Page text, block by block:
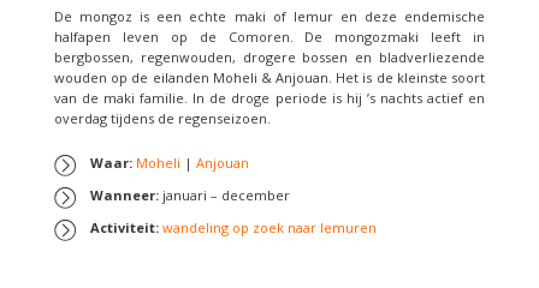
De mongoz is een echte maki of lemur en deze endemische
halfapen leven op de Comoren. De mongozmaki leeft in
bergbossen, regenwouden, drogere bossen en bladverliezende
wouden op de eilanden Moheli & Anjouan. Het is de kleinste soort
van de maki familie. In de droge periode is hij ’s nachts actief en
overdag tijdens de regenseizoen.
Waar: Moheli | Anjouan
Wanneer: januari – december
Activiteit: wandeling op zoek naar lemuren